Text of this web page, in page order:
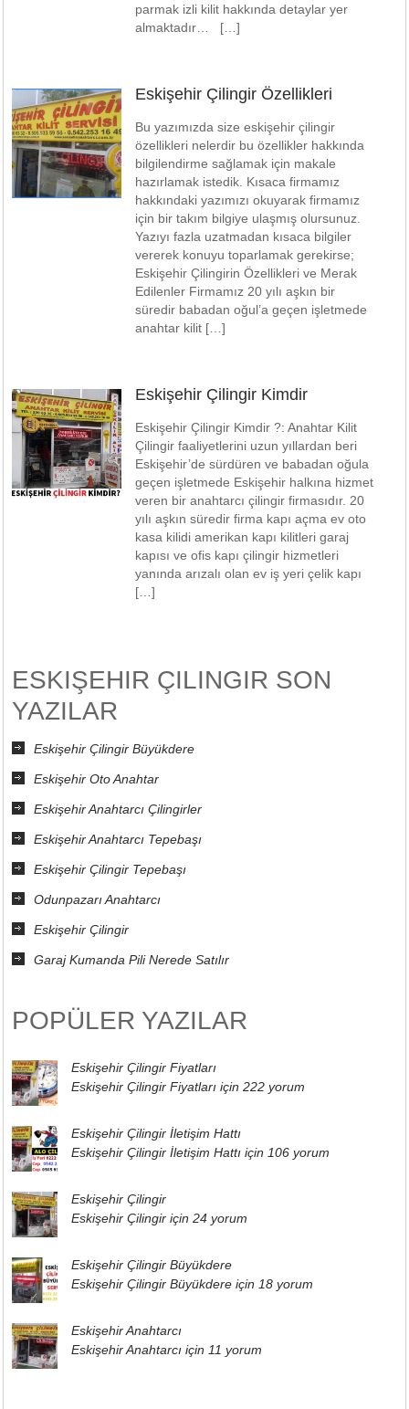
parmak izli kilit hakkında detaylar yer
almaktadır… […]
Eskişehir Çilingir Özellikleri
Bu yazımızda size eskişehir çilingir
özellikleri nelerdir bu özellikler hakkında
bilgilendirme sağlamak için makale
hazırlamak istedik. Kısaca firmamız
hakkındaki yazımızı okuyarak firmamız
için bir takım bilgiye ulaşmış olursunuz.
Yazıyı fazla uzatmadan kısaca bilgiler
vererek konuyu toparlamak gerekirse;
Eskişehir Çilingirin Özellikleri ve Merak
Edilenler Firmamız 20 yılı aşkın bir
süredir babadan oğul’a geçen işletmede
anahtar kilit […]
Eskişehir Çilingir Kimdir
Eskişehir Çilingir Kimdir ?: Anahtar Kilit
Çilingir faaliyetlerini uzun yıllardan beri
Eskişehir’de sürdüren ve babadan oğula
geçen işletmede Eskişehir halkına hizmet
veren bir anahtarcı çilingir firmasıdır. 20
yılı aşkın süredir firma kapı açma ev oto
kasa kilidi amerikan kapı kilitleri garaj
kapısı ve ofis kapı çilingir hizmetleri
yanında arızalı olan ev iş yeri çelik kapı
[…]
ESKIŞEHIR ÇILINGIR SON
YAZILAR
Eskişehir Çilingir Büyükdere
Eskişehir Oto Anahtar
Eskişehir Anahtarcı Çilingirler
Eskişehir Anahtarcı Tepebaşı
Eskişehir Çilingir Tepebaşı
Odunpazarı Anahtarcı
Eskişehir Çilingir
Garaj Kumanda Pili Nerede Satılır
POPÜLER YAZILAR
Eskişehir Çilingir Fiyatları
Eskişehir Çilingir Fiyatları için 222 yorum
Eskişehir Çilingir İletişim Hattı
Eskişehir Çilingir İletişim Hattı için 106 yorum
Eskişehir Çilingir
Eskişehir Çilingir için 24 yorum
Eskişehir Çilingir Büyükdere
Eskişehir Çilingir Büyükdere için 18 yorum
Eskişehir Anahtarcı
Eskişehir Anahtarcı için 11 yorum